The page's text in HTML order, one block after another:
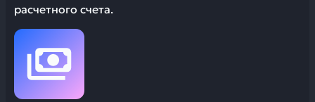
расчетного счета.